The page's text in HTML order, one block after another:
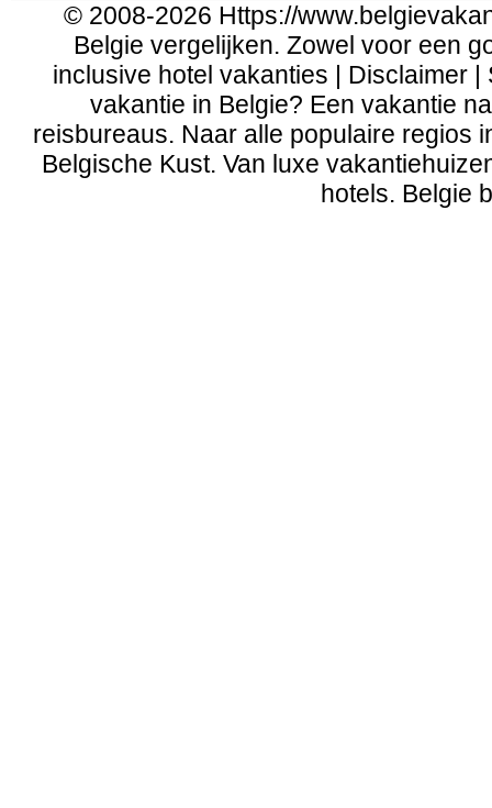
© 2008-2026 Https://
Belgie vergelijken. Zowel voor een
inclusive hotel vakanties | Disclaimer |
vakantie in Belgie? Een vakantie
reisbureaus. Naar alle populaire regios
Belgische Kust. Van luxe
hotels. Belgie